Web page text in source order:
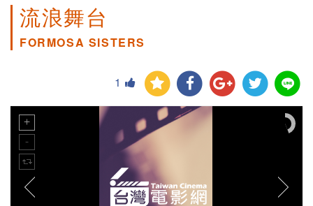
流浪舞台
FORMOSA SISTERS
1